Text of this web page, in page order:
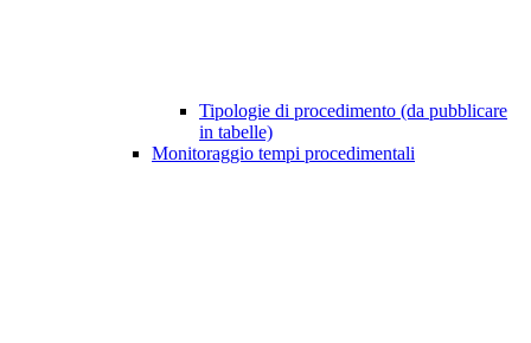
Tipologie di procedimento (da pubblicare
in tabelle)
Monitoraggio tempi procedimentali